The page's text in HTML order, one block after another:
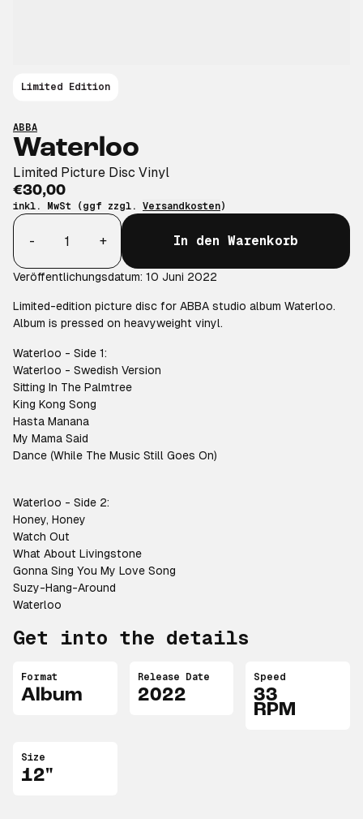
ABBA
Waterloo
Limited Picture Disc Vinyl
€30,00
inkl. MwSt (ggf zzgl. Versandkosten)
Anzahl
-
+ In den Warenkorb
Veröffentlichungsdatum: 10 Juni 2022
Limited-edition picture disc for ABBA studio album Waterloo.
Album is pressed on heavyweight vinyl.
Waterloo - Side 1:
Waterloo - Swedish Version
Sitting In The Palmtree
King Kong Song
Hasta Manana
My Mama Said
Dance (While The Music Still Goes On)
Waterloo - Side 2:
Honey, Honey
Watch Out
What About Livingstone
Gonna Sing You My Love Song
Suzy-Hang-Around
Waterloo
Get into the details
Format
Album
Release Date
2022
Speed
33
RPM
Size
12"
Limited Edition